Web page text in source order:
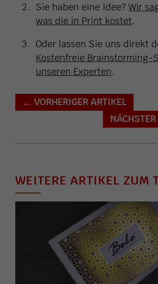
Sie haben eine Idee? Wir
was die in Print kostet.
Oder lassen Sie uns direkt
Kostenfreie Brainstorming-
unseren Experten.
← VORHERIGER ARTIKEL
WEITERE ARTIKEL ZUM